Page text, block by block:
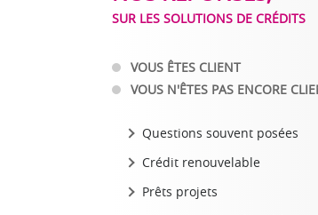
SUR LES SOLUTIONS DE CRÉDITS
VOUS ÊTES CLIENT
VOUS N'ÊTES PAS ENCORE
Questions souvent posées
Crédit renouvelable
Prêts projets